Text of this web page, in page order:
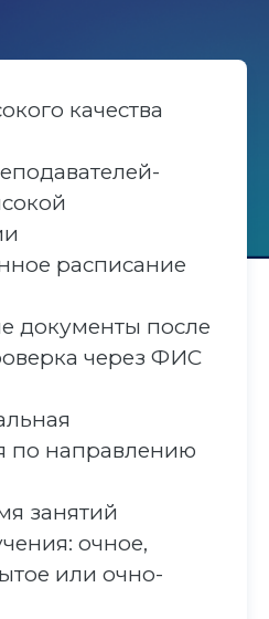
качества
расписание
документы после
через ФИС
по направлению
занятий
очное,
или очно-